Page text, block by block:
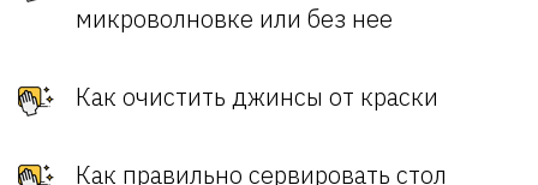
микроволновке или без нее
Как очистить джинсы от краски
Как правильно сервировать стол